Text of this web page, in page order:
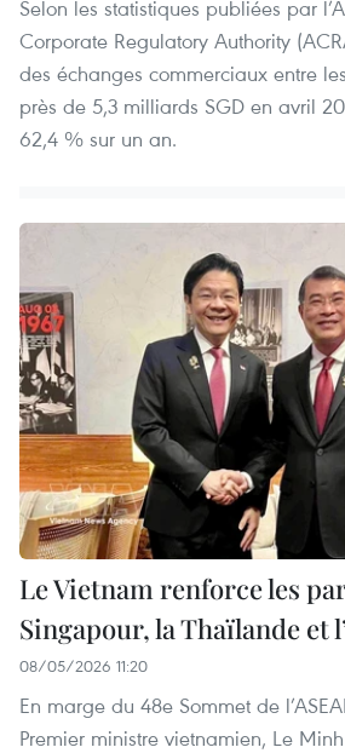
Selon les statistiques publiées par
Corporate Regulatory Authority
des échanges commerciaux entre
près de 5,3 milliards SGD en avril
62,4 % sur un an.
Le Vietnam renforce les
Singapour, la Thaïlande et
08/05/2026 11:20
En marge du 48e Sommet de
Premier ministre vietnamien, Le